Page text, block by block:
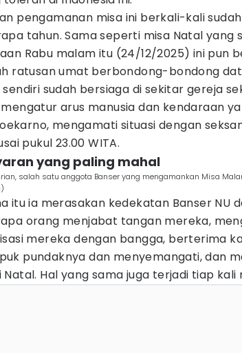
pengamanan misa ini berkali-kali
tahun. Sama seperti misa Natal yang
Rabu malam itu (24/12/2025) ini pun
ratusan umat berbondong-bondong
sudah bersiaga di sekitar gereja
mengatur arus manusia dan kendaraan
mengamati situasi dengan
pukul 23.00 WITA.
yang paling mahal
salah satu anggota Banser yang mengamankan Misa
itu ia merasakan kedekatan Banser NU
orang menjabat tangan mereka,
mereka dengan bangga, berterima
pundaknya dan menyemangati, dan
Natal. Hal yang sama juga terjadi tiap kali